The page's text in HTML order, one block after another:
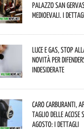
Palazzo San
Medioevali. I
Luce e gas, stop
novità per
indesiderate
Caro carburanti,
taglio delle
agosto: i dettagli